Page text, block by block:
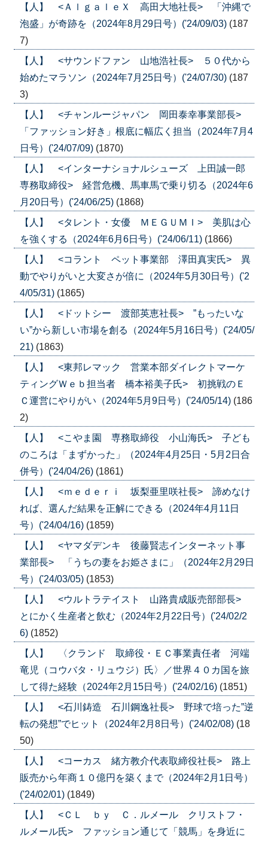
【人】 <ＡｌｇａｌｅＸ 高田大地社長> 「沖縄で
泡盛」が奇跡を（2024年8月29日号）('24/09/03) (187
7)
【人】 <サウンドファン 山地浩社長> ５０代から
始めたマラソン（2024年7月25日号）('24/07/30) (187
3)
【人】 <チャンルージャパン 岡田泰幸事業部長>
「ファッション好き」根底に幅広く担当（2024年7月4
日号）('24/07/09) (1870)
【人】 <インターナショナルシューズ 上田誠一郎
専務取締役> 経営危機、馬車馬で乗り切る（2024年6
月20日号）('24/06/25) (1868)
【人】 <タレント・女優 ＭＥＧＵＭＩ> 美肌は心
を強くする（2024年6月6日号）('24/06/11) (1866)
【人】 <コラント ペット事業部 澤田真実氏> 異
動でやりがいと大変さが倍に（2024年5月30日号）('2
4/05/31) (1865)
【人】 <ドットシー 渡部英恵社長> ”もったいな
い”から新しい市場を創る（2024年5月16日号）('24/05/
21) (1863)
【人】 <東邦レマック 営業本部ダイレクトマーケ
ティングＷｅｂ担当者 橋本裕美子氏> 初挑戦のＥ
Ｃ運営にやりがい（2024年5月9日号）('24/05/14) (186
2)
【人】 <こやま園 専務取締役 小山海氏> 子ども
のころは「まずかった」（2024年4月25日・5月2日合
併号）('24/04/26) (1861)
【人】 <ｍｅｄｅｒｉ 坂梨亜里咲社長> 諦めなけ
れば、選んだ結果を正解にできる（2024年4月11日
号）('24/04/16) (1859)
【人】 <ヤマダデンキ 後藤賢志インターネット事
業部長> 「うちの妻をお姫さまに」（2024年2月29日
号）('24/03/05) (1853)
【人】 <ウルトラテイスト 山路貴成販売部部長>
とにかく生産者と飲む（2024年2月22日号）('24/02/2
6) (1852)
【人】 〈クランド 取締役・ＥＣ事業責任者 河端
竜児（コウバタ・リュウジ）氏〉／世界４０カ国を旅
して得た経験（2024年2月15日号）('24/02/16) (1851)
【人】 <石川鋳造 石川鋼逸社長> 野球で培った”逆
転の発想”でヒット（2024年2月8日号）('24/02/08) (18
50)
【人】 <コーカス 緒方教介代表取締役社長> 路上
販売から年商１０億円を築くまで（2024年2月1日号）
('24/02/01) (1849)
【人】 <ＣＬ ｂｙ Ｃ．ルメール クリストフ・
ルメール氏> ファッション通じて「競馬」を身近に